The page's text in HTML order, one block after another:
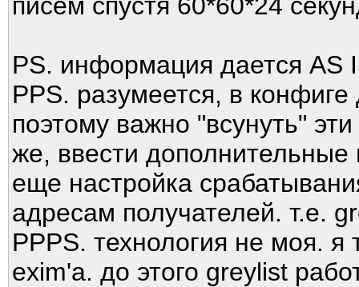
PS. информация дается AS
PPS. разумеется, в
поэтому важно "всунуть"
же, ввести
еще настройка
адресам получателей. т.е.
PPPS. технология не моя. я
exim'а. до этого greylist